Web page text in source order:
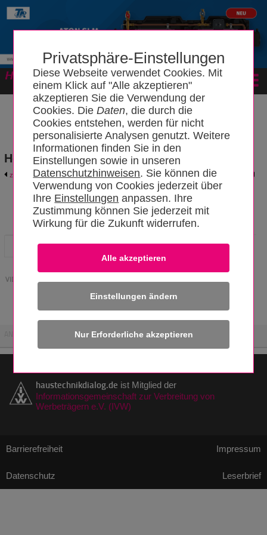
Privatsphäre-Einstellungen
Diese Webseite verwendet Cookies. Mit
einem Klick auf "Alle akzeptieren"
akzeptieren Sie die Verwendung der
Cookies. DieDaten, die durch die
Cookies entstehen, werden für nicht
personalisierte Analysen genutzt. Weitere
Informationen finden Sie in den
Einstellungen sowie in unseren
Datenschutzhinweisen. Sie können die
Verwendung von Cookies jederzeit über
Ihre Einstellungen anpassen. Ihre
Zustimmung können Sie jederzeit mit
Wirkung für die Zukunft widerrufen.
Einstellungen ändern
Hersteller- und Produktkatalog
zurück zum Katalog Hersteller-Login
SolarMarkt AG
Hersteller News
VIDEOS
Aktuell sind keine Videos verfügbar
haustechnikdialog.de ist Mitglied der
Informationsgemeinschaft zur Verbreitung von
Werbeträgern e.V. (IVW)
Barrierefreiheit
Datenschutz
Impressum
Leserbrief